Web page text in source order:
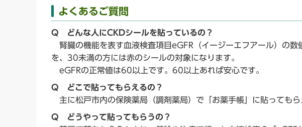
よくあるご質問
Q どんな人にCKDシールを貼っているの？
腎臓の機能を表す血液検査項目eGFR（イージーエフアール）の
を、30未満の方には赤のシールの対象になります。
eGFRの正常値は60以上です。60以上あれば安心です。
Q どこで貼ってもらえるの？
主に松戸市内の保険薬局（調剤薬局）で「お薬手帳」に貼ってもら
Q どうやって貼ってもらうの？